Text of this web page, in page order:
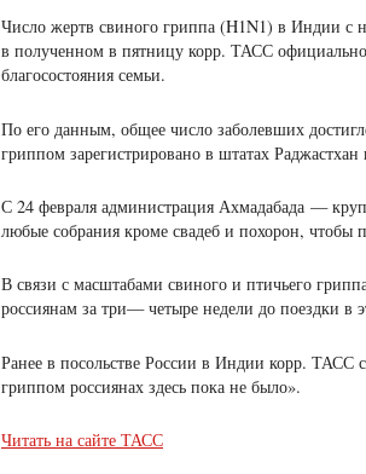
Число жертв свиного гриппа (H1N1) в Индии с
в полученном в пятницу корр. ТАСС
благосостояния семьи.
По его данным, общее число заболевших
гриппом зарегистрировано в штатах
С 24 февраля администрация Ахмадабада —
любые собрания кроме свадеб и похорон, чтобы
В связи с масштабами свиного и птичьего
россиянам за три— четыре недели до поездки в
Ранее в посольстве России в Индии корр.
гриппом россиянах здесь пока не было».
Читать на сайте ТАСС